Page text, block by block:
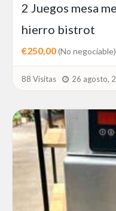
2 Juegos mesa
hierro bistrot
€250,00(No negociable)
88 Visitas 26 agosto,